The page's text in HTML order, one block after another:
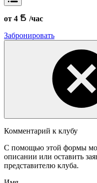
от 4
/час
Забронировать
Комментарий к клубу
С помощью этой формы
описании или оставить
представителю клуба.